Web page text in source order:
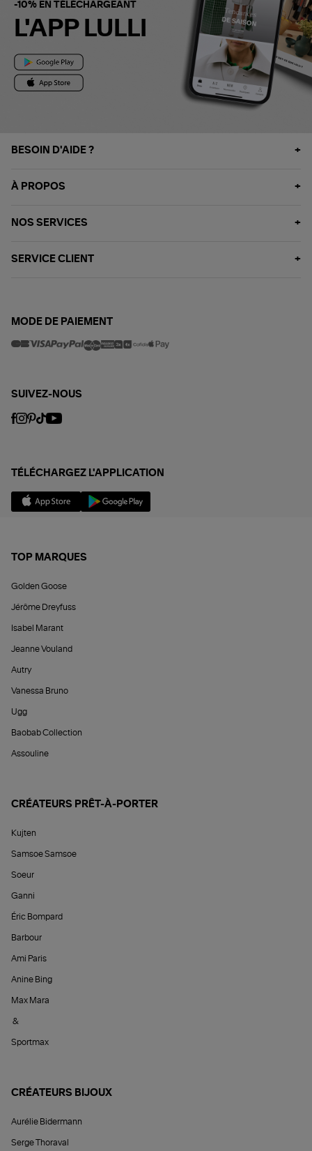
-10% EN TÉLÉCHARGEANT
L'APP LULLI
BESOIN D'AIDE ?
À PROPOS
NOS SERVICES
SERVICE CLIENT
MODE DE PAIEMENT
SUIVEZ-NOUS
TÉLÉCHARGEZ L'APPLICATION
TOP MARQUES
Golden Goose
Jérôme Dreyfuss
Isabel Marant
Jeanne Vouland
Autry
Vanessa Bruno
Ugg
Baobab Collection
Assouline
CRÉATEURS PRÊT-À-PORTER
Kujten
Samsoe Samsoe
Soeur
Ganni
Éric Bompard
Barbour
Ami Paris
Anine Bing
Max Mara
&
Sportmax
CRÉATEURS BIJOUX
Aurélie Bidermann
Serge Thoraval